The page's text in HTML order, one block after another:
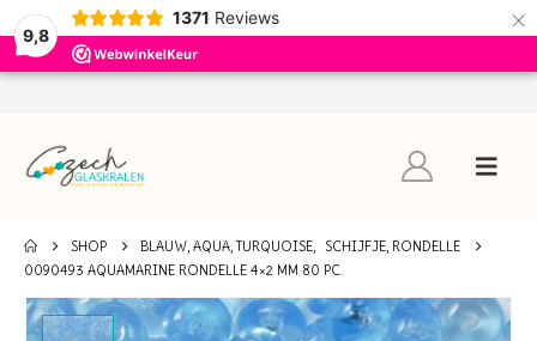
9,8
1371 Reviews ×
SHOP BLAUW, AQUA, TURQUOISE, SCHIJFJE, RONDELLE
0090493 AQUAMARINE RONDELLE 4×2 MM 80 PC.